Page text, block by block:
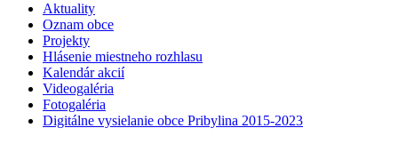
Aktuality
Oznam obce
Projekty
Hlásenie miestneho rozhlasu
Kalendár akcií
Videogaléria
Fotogaléria
Digitálne vysielanie obce Pribylina 2015-2023